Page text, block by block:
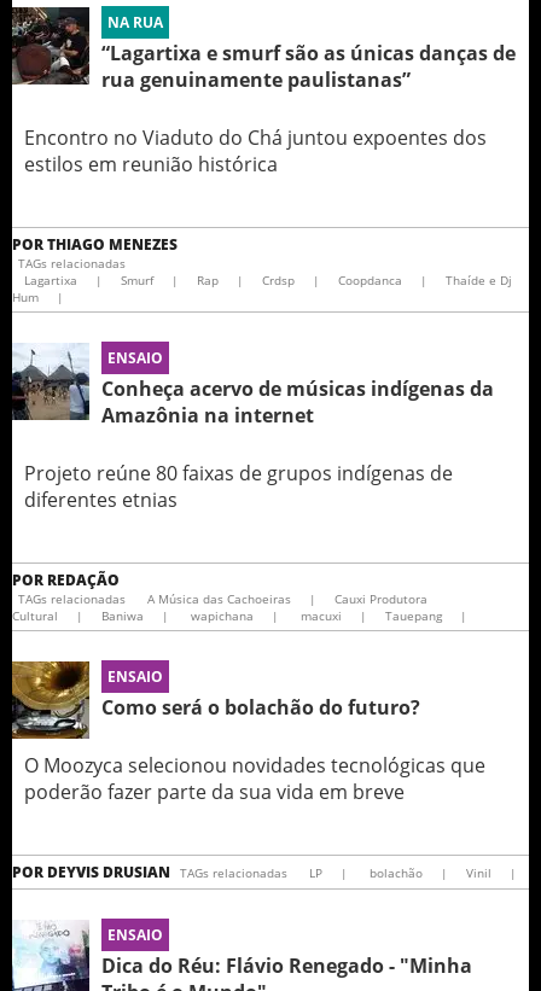
NA RUA
“Lagartixa e smurf são as únicas danças de
rua genuinamente paulistanas”
Encontro no Viaduto do Chá juntou expoentes dos
estilos em reunião histórica
PORTHIAGO MENEZES
TAGs relacionadas
Lagartixa
| Smurf | Rap | Crdsp | Coopdanca |
Thaíde e Dj
Hum
|
ENSAIO
Conheça acervo de músicas indígenas da
Amazônia na internet
Projeto reúne 80 faixas de grupos indígenas de
diferentes etnias
POR REDAÇÃO
TAGs relacionadas A Música das Cachoeiras |
Cauxi Produtora
Cultural
| Baniwa | wapichana | macuxi | Tauepang |
ENSAIO
Como será o bolachão do futuro?
O Moozyca selecionou novidades tecnológicas que
poderão fazer parte da sua vida em breve
POR DEYVIS DRUSIAN TAGs relacionadas LP | bolachão | Vinil |
ENSAIO
Dica do Réu: Flávio Renegado - "Minha